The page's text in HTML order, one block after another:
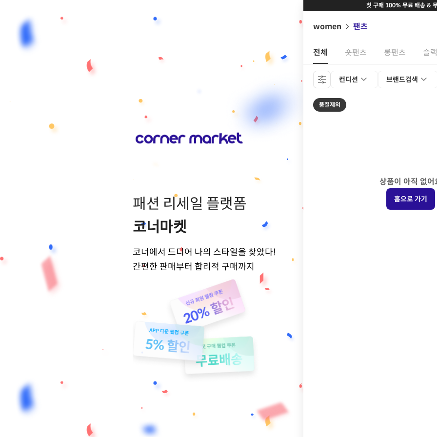
패션 리세일 플랫폼
코너마켓
코너에서 드디어 나의 스타일을 찾았다!
간편한 판매부터 합리적 구매까지
첫 구매 100% 무료 배송 &
women 팬츠
전체 숏팬츠 롱팬츠 슬
컨디션 브랜드검색
품절제외
상품이 아직 없어
홈으로 가기